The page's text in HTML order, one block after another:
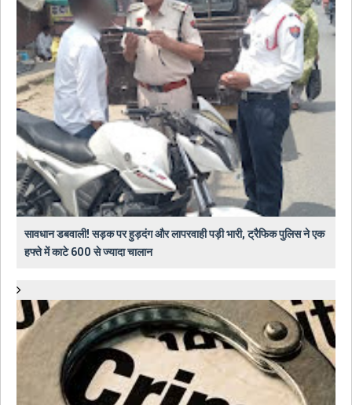
सावधान डबवाली! सड़क पर हुड़दंग और लापरवाही पड़ी भारी, ट्रैफिक पुलिस ने एक
हफ्ते में काटे 600 से ज्यादा चालान